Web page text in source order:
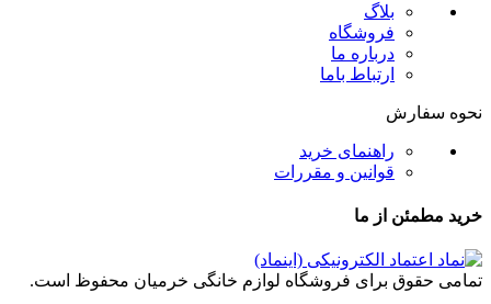
بلاگ
فروشگاه
درباره ما
ارتباط باما
نحوه سفارش
راهنمای خرید
قوانین و مقررات
خرید مطمئن از ما
تمامی حقوق برای فروشگاه لوازم خانگی خرمیان محفوظ است.